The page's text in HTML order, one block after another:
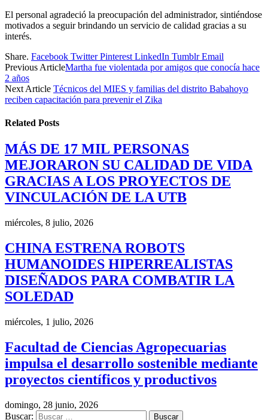
El personal agradeció la preocupación del administrador, sintiéndose
motivados a seguir brindando un servicio de calidad gracias a su
interés.
Share. Facebook Twitter Pinterest LinkedIn Tumblr Email
Previous ArticleMartha fue violentada por amigos que conocía hace
2 años
Next Article Técnicos del MIES y familias del distrito Babahoyo
reciben capacitación para prevenir el Zika
Related Posts
MÁS DE 17 MIL PERSONAS
MEJORARON SU CALIDAD DE VIDA
GRACIAS A LOS PROYECTOS DE
VINCULACIÓN DE LA UTB
miércoles, 8 julio, 2026
CHINA ESTRENA ROBOTS
HUMANOIDES HIPERREALISTAS
DISEÑADOS PARA COMBATIR LA
SOLEDAD
miércoles, 1 julio, 2026
Facultad de Ciencias Agropecuarias
impulsa el desarrollo sostenible mediante
proyectos científicos y productivos
domingo, 28 junio, 2026
Buscar: